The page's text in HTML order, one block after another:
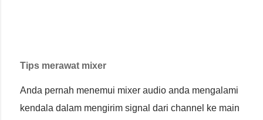
Tips merawat mixer
Anda pernah menemui mixer audio anda mengalami
kendala dalam mengirim signal dari channel ke main